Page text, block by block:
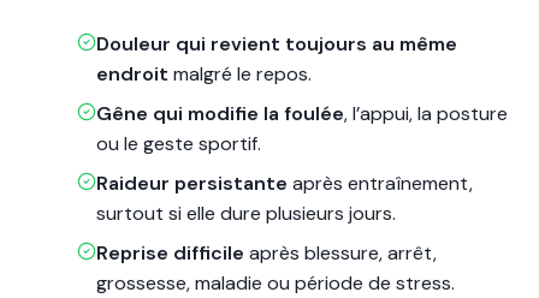
Douleur qui revient toujours au même
endroit malgré le repos.
Gêne qui modifie la foulée, l’appui, la posture
ou le geste sportif.
Raideur persistante après entraînement,
surtout si elle dure plusieurs jours.
Reprise difficile après blessure, arrêt,
grossesse, maladie ou période de stress.